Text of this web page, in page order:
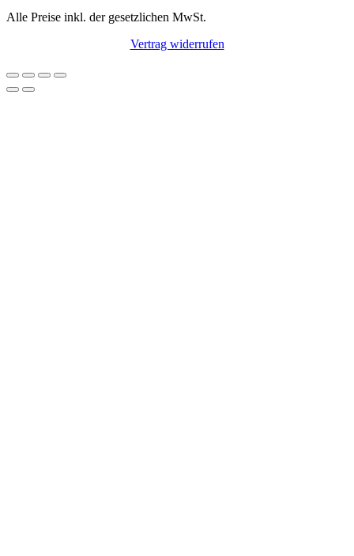
Alle Preise inkl. der gesetzlichen MwSt.
Vertrag widerrufen